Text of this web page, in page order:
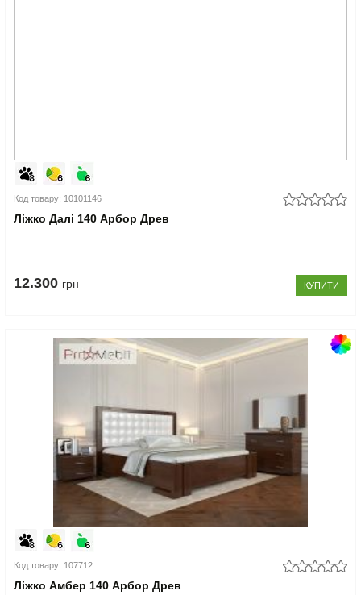
Код товару: 10101146
Ліжко Далі 140 Арбор Древ
12.300 грн КУПИТИ
Код товару: 107712
Ліжко Амбер 140 Арбор Древ